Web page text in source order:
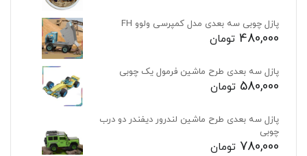
پازل چوبی سه بعدی مدل کمپرسی ولوو FH
480,000 تومان
پازل سه بعدی طرح ماشین فرمول یک چوبی
580,000 تومان
پازل سه بعدی طرح ماشین لندرور دیفندر دو درب
چوبی
780,000 تومان